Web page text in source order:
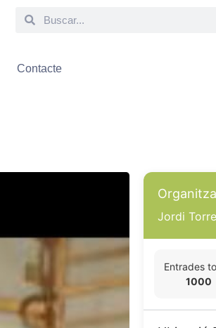
Contacte
Jordi
Entrades
1000